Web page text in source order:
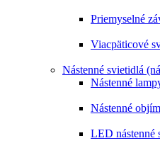
Priemyselné
Viacpäticové
Nástenné svietidlá
Nástenné
Nástenné
LED nástenné